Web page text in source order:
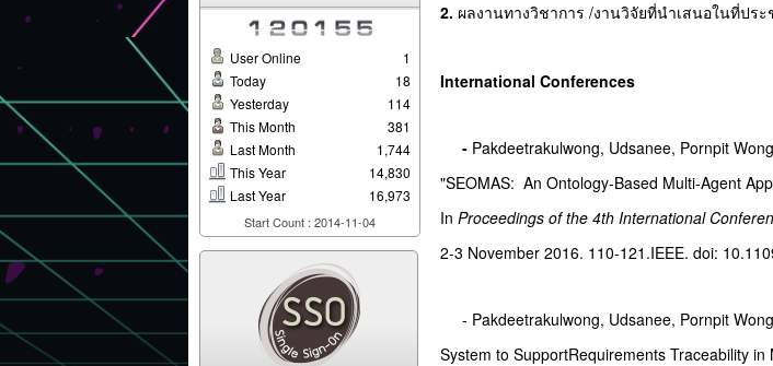
User Online
1
Today
18
Yesterday
114
This Month
381
Last Month
1,744
This Year
14,830
Last Year
16,973
Start Count : 2014-11-04
2. ผลงานทางวิชาการ /งานวิจัยที่นำเสนอในที่ป
International Conferences
- Pakdeetrakulwong, Udsanee, Pornpit
"SEOMAS: An Ontology-Based Multi-Agent
In Proceedings of the 4th International
2-3 November 2016. 110-121.IEEE. doi:
- Pakdeetrakulwong, Udsanee, Pornpit
System to SupportRequirements Traceability